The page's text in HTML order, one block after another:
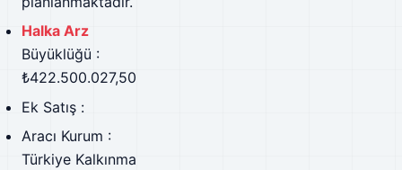
Halka Arz
Büyüklüğü :
₺422.500.027,50
Ek Satış :
Aracı Kurum :
Türkiye Kalkınma